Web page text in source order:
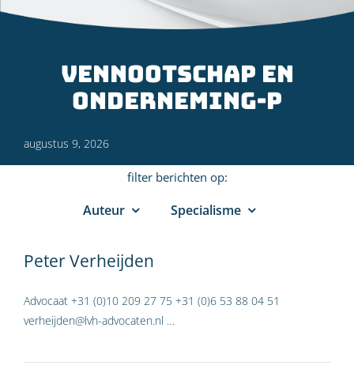
Vennootschap en
Onderneming-P
augustus 9, 2026
filter berichten op:
Auteur Specialisme
Peter Verheijden
Advocaat +31 (0)10 209 27 75 +31 (0)6 53 88 04 51
verheijden@lvh-advocaten.nl …